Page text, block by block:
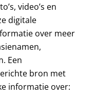
video’s en
digitale
over meer
Een
bron met
informatie over: